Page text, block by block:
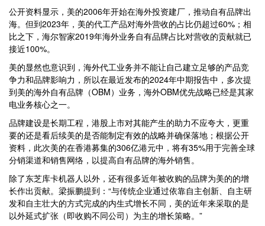
公开资料显示，美的2006年开始在海外投资建厂，推动自有品牌出
海。但到2023年，美的代工产品对海外营收的占比仍超过60%；相
比之下，海尔智家2019年海外业务自有品牌占比对营收的贡献就已
接近100%。
美的显然也意识到，海外代工业务并不能让自己建立足够的产品竞
争力和品牌影响力，所以在最近发布的2024年中期报告中，多次提
到美的海外自有品牌（OBM）业务，海外OBM优先战略已经是其家
电业务核心之一。
品牌建设是长期工程，港股上市对其能产生的助力不应夸大，更重
要的还是看后续美的是否能制定有效的战略并确保落地；根据公开
资料，此次美的在香港募集的306亿港元中，将有35%用于完善全球
分销渠道和销售网络，以提高自有品牌的海外销售。
除了东芝库卡机器人以外，还有很多近年被收购的品牌为美的的增
长作出贡献。梁振鹏提到：“与传统企业通过依靠自主创新、自主研
发和自主壮大的方式完成的内生式增长不同，美的近年来采取的是
以外延式扩张（即收购不同公司）为主的增长策略。”